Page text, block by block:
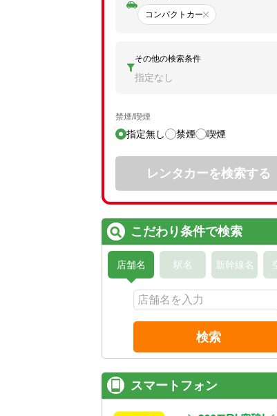
コンパクトカー
その他の検索条件
指定なし
禁煙/喫煙
指定無し 禁煙 喫煙
レンタカーを検索する
こだわり条件で検索
店舗名 駅名 新幹線名
検索
スマートフォン